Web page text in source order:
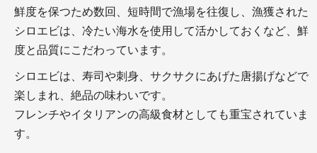
鮮度を保つため数回、短時間で漁場を往復し、漁獲された
シロエビは、冷たい海水を使用して活かしておくなど、鮮
度と品質にこだわっています。
シロエビは、寿司や刺身、サクサクにあげた唐揚げなどで
楽しまれ、絶品の味わいです。
フレンチやイタリアンの高級食材としても重宝されていま
す。